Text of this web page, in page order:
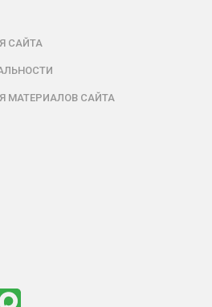
САЙТА
МАТЕРИАЛОВ САЙТА